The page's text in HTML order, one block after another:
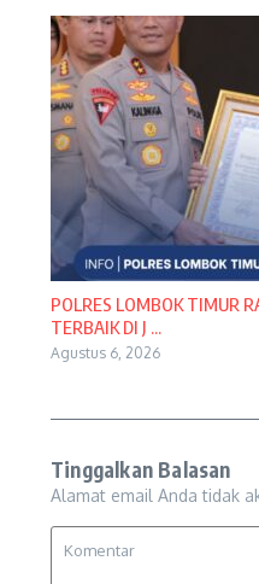
POLRES LOMBOK TIMUR
TERBAIK DI J ...
Agustus 6, 2026
Tinggalkan Balasan
Alamat email Anda tidak